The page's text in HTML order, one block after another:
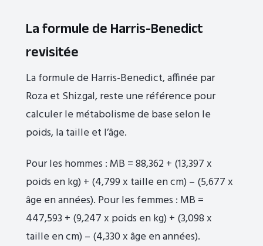
La formule de Harris-Benedict
revisitée
La formule de Harris-Benedict, affinée par
Roza et Shizgal, reste une référence pour
calculer le métabolisme de base selon le
poids, la taille et l’âge.
Pour les hommes : MB = 88,362 + (13,397 x
poids en kg) + (4,799 x taille en cm) – (5,677 x
âge en années). Pour les femmes : MB =
447,593 + (9,247 x poids en kg) + (3,098 x
taille en cm) – (4,330 x âge en années).